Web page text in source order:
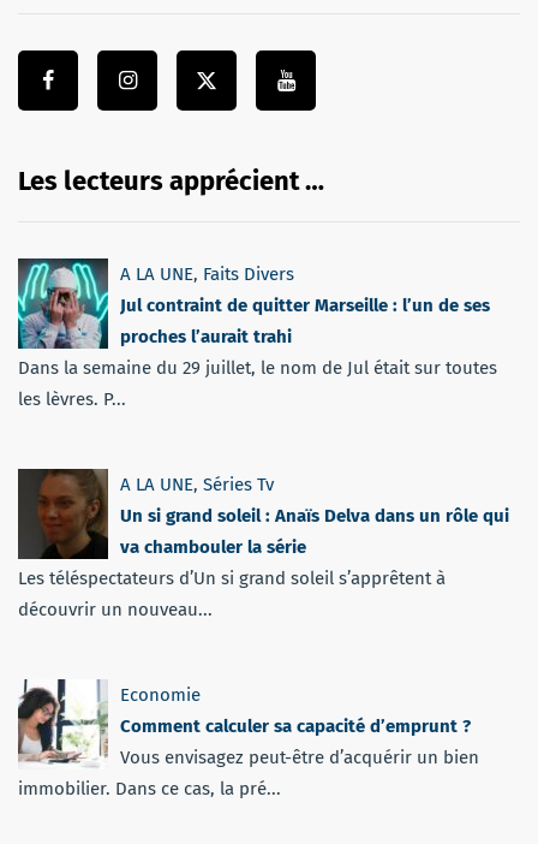
Les lecteurs apprécient …
A LA UNE, Faits Divers
Jul contraint de quitter Marseille : l’un de ses
proches l’aurait trahi
Dans la semaine du 29 juillet, le nom de Jul était sur toutes
les lèvres. P...
A LA UNE, Séries Tv
Un si grand soleil : Anaïs Delva dans un rôle qui
va chambouler la série
Les téléspectateurs d’Un si grand soleil s’apprêtent à
découvrir un nouveau...
Economie
Comment calculer sa capacité d’emprunt ?
Vous envisagez peut-être d’acquérir un bien
immobilier. Dans ce cas, la pré...